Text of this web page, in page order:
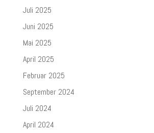
Juli 2025
Juni 2025
Mai 2025
April 2025
Februar 2025
September 2024
Juli 2024
April 2024